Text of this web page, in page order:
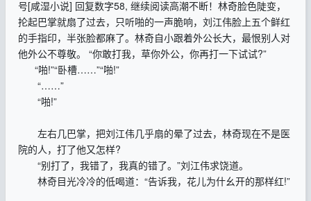
号[咸湿小说] 回复数字58, 继续阅读高潮不断！林奇脸色陡变，
抡起巴掌就扇了过去，只听啪的一声脆响，刘江伟脸上五个鲜红
的手指印，半张脸都麻了。林奇自小跟着外公长大，最恨别人对
他外公不尊敬。 “你敢打我，草你外公，你再打一下试试?”
“啪!”“卧槽……”“啪!”
“……”
“啪!”
左右几巴掌，把刘江伟几乎扇的晕了过去，林奇现在不是医
院的人，打了他又怎样?
“别打了，我错了，我真的错了。”刘江伟求饶道。
林奇目光冷冷的低喝道：“告诉我，花儿为什幺开的那样红!”